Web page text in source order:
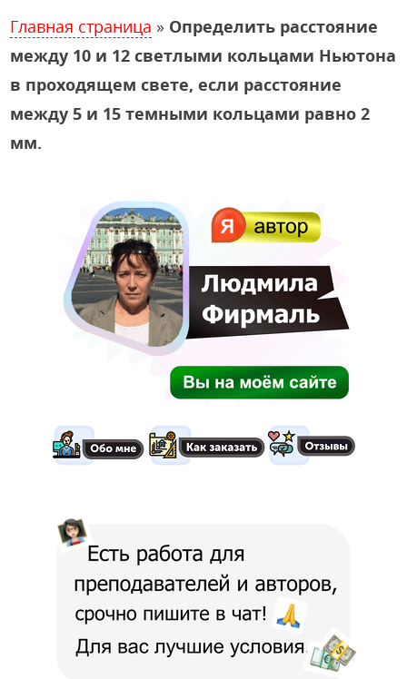
Главная страница » Определить расстояние
между 10 и 12 светлыми кольцами Ньютона
в проходящем свете, если расстояние
между 5 и 15 темными кольцами равно 2
мм.